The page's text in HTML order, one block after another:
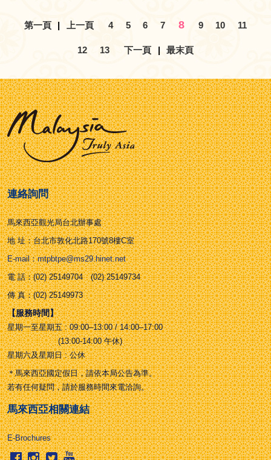
第一頁 上一頁 4 5 6 7 8 9 10 11
12 13 下一頁 最末頁
連絡詢問
馬來西亞觀光局台北辦事處
地 址：台北市敦化北路170號8樓C室
E-mail：mtpbtpe@ms29.hinet.net
電 話：(02) 25149704 (02) 25149734
傳 真：(02) 25149973
【服務時間】
星期一至星期五 : 09:00–13:00 / 14:00–17:00
(13:00-14:00 午休)
星期六及星期日 : 公休
＊馬來西亞國定假日，請依本局公告為準。
若有任何疑問，請於服務時間來電洽詢。
馬來西亞相關連結
E-Brochures